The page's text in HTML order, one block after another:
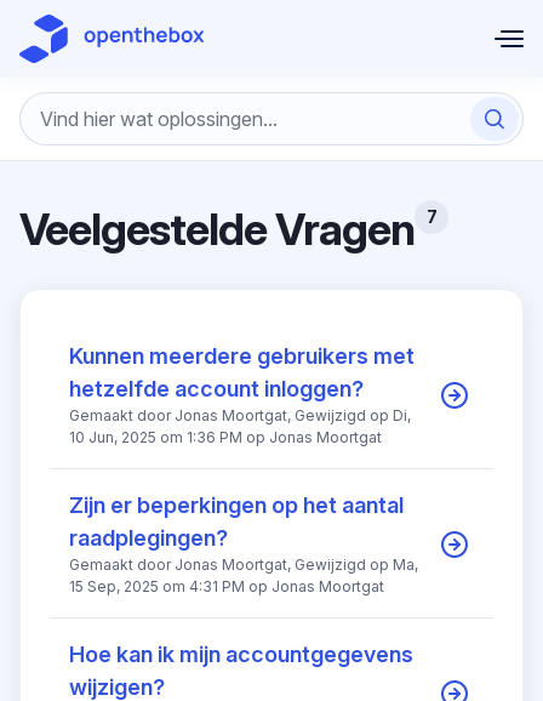
Doorgaan naar hoofdinhoud
Veelgestelde Vragen 7
Kunnen meerdere gebruikers met
hetzelfde account inloggen?
Gemaakt door Jonas Moortgat, Gewijzigd op Di,
10 Jun, 2025 om 1:36 PM op Jonas Moortgat
Zijn er beperkingen op het aantal
raadplegingen?
Gemaakt door Jonas Moortgat, Gewijzigd op Ma,
15 Sep, 2025 om 4:31 PM op Jonas Moortgat
Hoe kan ik mijn accountgegevens
wijzigen?